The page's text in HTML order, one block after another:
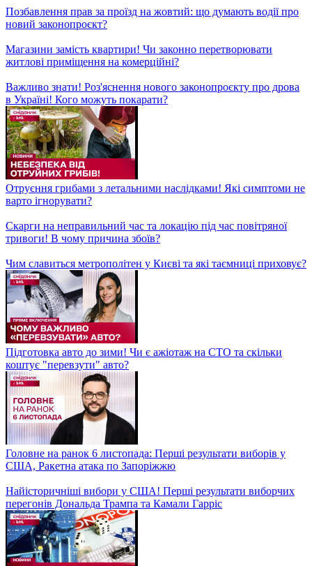
Майбутня перша леді США! Чим живе Меланія Трамп і чи
стане вона більш публічною після повернення статусу?
Осліпли через лікарську халатність! Недбалість офтальмологів
довела людей до інвалідності
Сильні слова для сильних людей! Чуттєвий проєкт підтримки
полонених українців
Заборона розведення і продажу тварин! Причини, штрафи та
думки зоозахисників та розплідників
⚡ Головне на ранок 7 листопада: Хто переміг на виборах
США? Як проходить операція в Курській області
Позбавлення прав за проїзд на жовтий: що думають водії про
новий законопроєкт?